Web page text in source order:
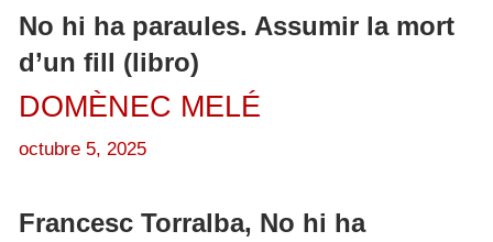
No hi ha paraules. Assumir la mort
d’un fill (libro)
DOMÈNEC MELÉ
octubre 5, 2025
Francesc Torralba, No hi ha